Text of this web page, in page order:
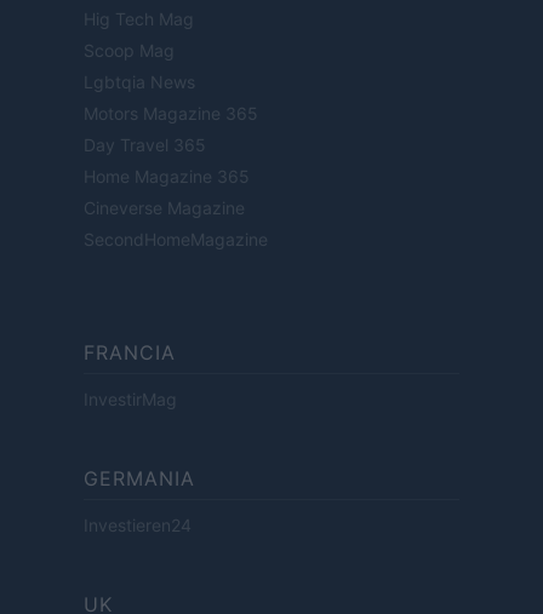
Hig Tech Mag
Scoop Mag
Lgbtqia News
Motors Magazine 365
Day Travel 365
Home Magazine 365
Cineverse Magazine
SecondHomeMagazine
FRANCIA
InvestirMag
GERMANIA
Investieren24
UK